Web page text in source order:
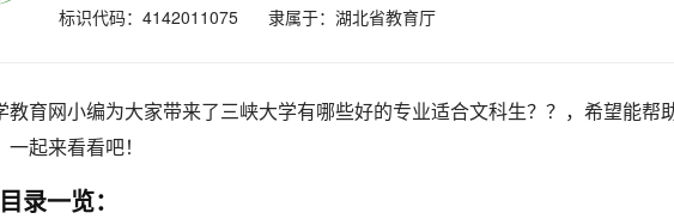
标识代码：4142011075
隶属于：湖北省教育厅
教育网小编为大家带来了三峡大学有哪些好的专业适合文科生？？，希望能帮
起来看看吧！
录一览：